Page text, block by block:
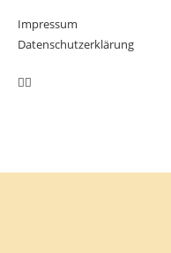
Impressum
Datenschutzerklärung